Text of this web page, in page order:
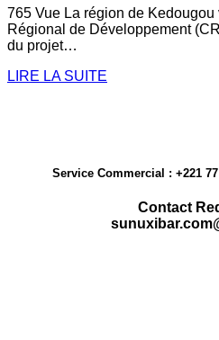
765 Vue La région de
Régional de Développement
du projet…
LIRE LA SUITE
Service Commercial : +221
Contact